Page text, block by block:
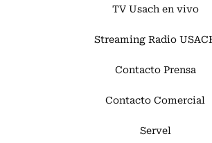
TV Usach en vivo
Streaming Radio
Contacto Prensa
Contacto Comercial
Servel